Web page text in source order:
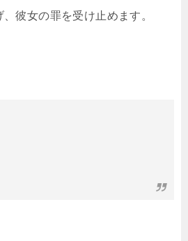
彼女の罪を受け止めます。